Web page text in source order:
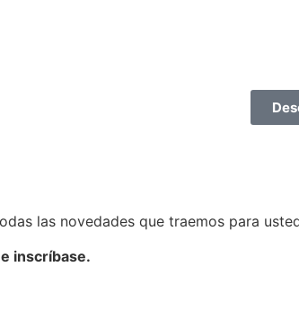
las novedades que traemos para
inscríbase.